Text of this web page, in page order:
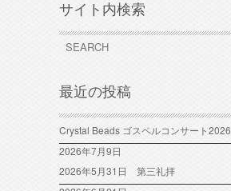
サイト内検索
最近の投稿
Crystal Beads ゴスペルコンサート2026
2026年7月9日
2026年5月31日 第三礼拝